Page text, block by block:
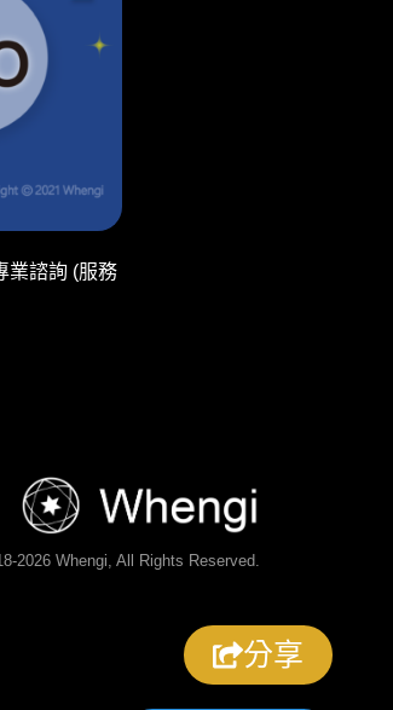
業諮詢 (服務
2026 Whengi, All Rights Reserved.
分享